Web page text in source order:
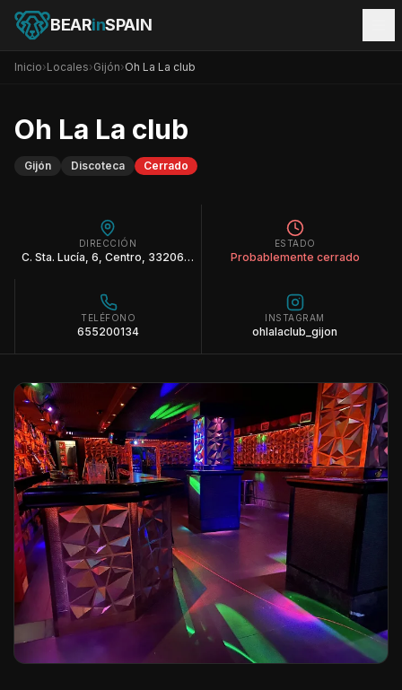
BEARinSPAIN
Inicio›Locales›Gijón›Oh La La club
Oh La La club
Gijón Discoteca Cerrado
DIRECCIÓN
C. Sta. Lucía, 6, Centro, 33206 Gijón, Asturias
ESTADO
Probablemente cerrado
TELÉFONO
655200134
INSTAGRAM
ohlalaclub_gijon